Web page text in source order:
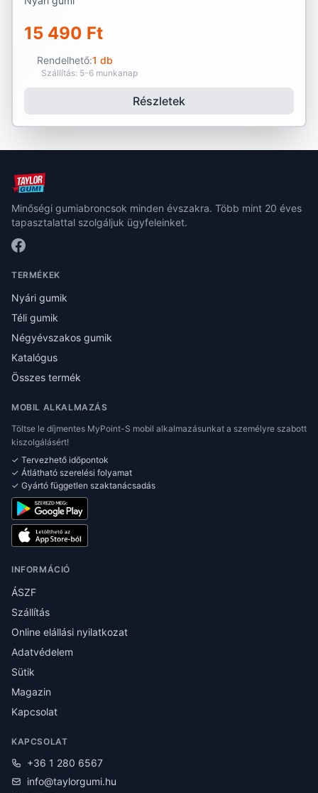
15 490 Ft
Rendelhető:1 db
Szállítás: 5-6 munkanap
Részletek
Minőségi gumiabroncsok minden évszakra. Több mint 20 éves
tapasztalattal szolgáljuk ügyfeleinket.
TERMÉKEK
Nyári gumik
Téli gumik
Négyévszakos gumik
Katalógus
Összes termék
MOBIL ALKALMAZÁS
Töltse le díjmentes MyPoint-S mobil alkalmazásunkat a személyre szabott
kiszolgálásért!
✓ Tervezhető időpontok
✓ Átlátható szerelési folyamat
✓ Gyártó független szaktanácsadás
INFORMÁCIÓ
ÁSZF
Szállítás
Online elállási nyilatkozat
Adatvédelem
Sütik
Magazin
Kapcsolat
KAPCSOLAT
+36 1 280 6567
info@taylorgumi.hu